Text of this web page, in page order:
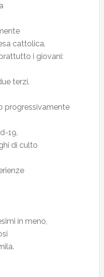
cattolica.
i giovani:
terzi.
progressivamente
19,
di culto
in meno,